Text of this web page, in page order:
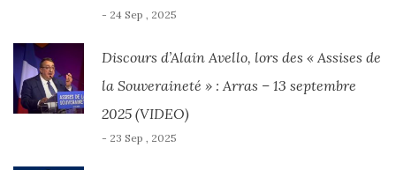
- 24 Sep , 2025
Discours d’Alain Avello, lors des « Assises de
la Souveraineté » : Arras – 13 septembre
2025 (VIDEO)
- 23 Sep , 2025